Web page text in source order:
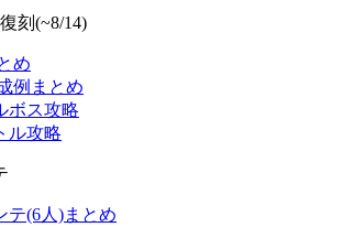
刻(~8/14)
め
例まとめ
ボス攻略
ル攻略
テ(6人)まとめ